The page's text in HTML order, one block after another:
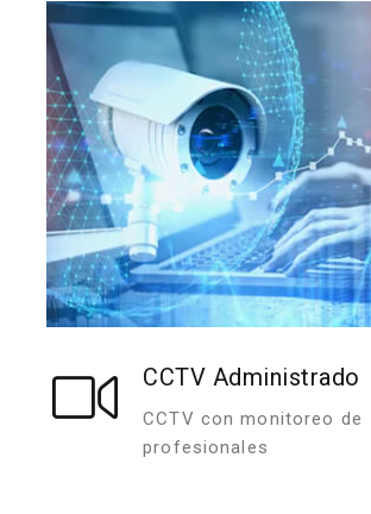
CCTV Administrado
CCTV con monitoreo de
profesionales